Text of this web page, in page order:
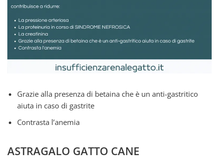
Grazie alla presenza di betaina che è un anti-gastritico
aiuta in caso di gastrite
Contrasta l’anemia
ASTRAGALO GATTO CANE